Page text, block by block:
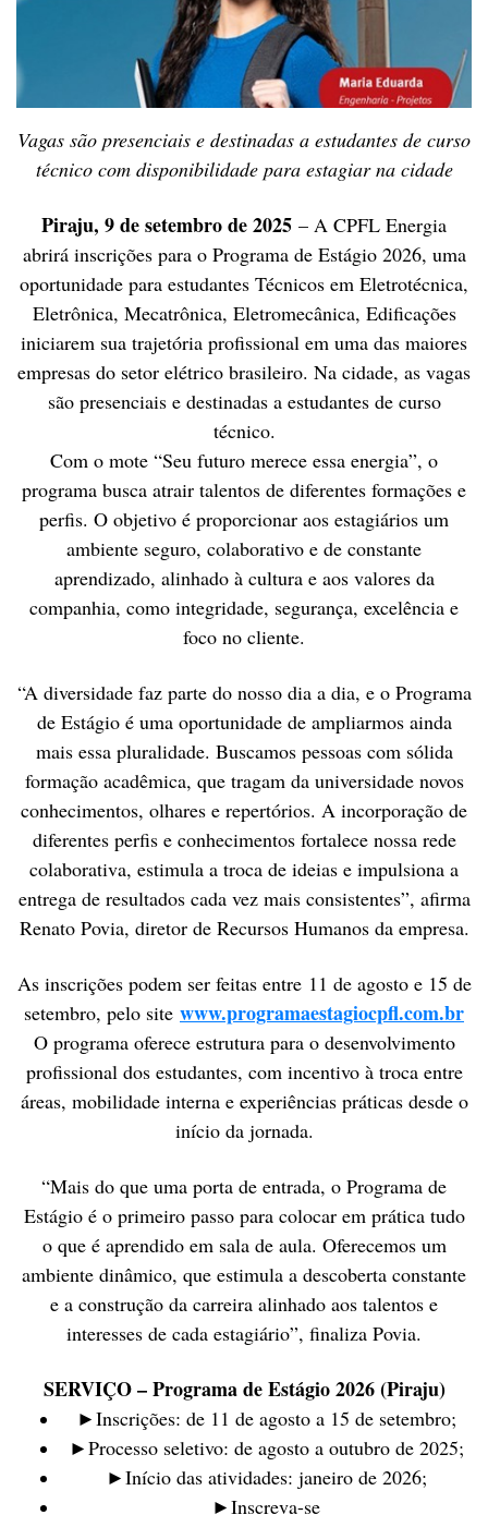
Vagas são presenciais e destinadas a estudantes de curso
técnico com disponibilidade para estagiar na cidade
Piraju, 9 de setembro de 2025 – A CPFL Energia
abrirá inscrições para o Programa de Estágio 2026, uma
oportunidade para estudantes Técnicos em Eletrotécnica,
Eletrônica, Mecatrônica, Eletromecânica, Edificações
iniciarem sua trajetória profissional em uma das maiores
empresas do setor elétrico brasileiro. Na cidade, as vagas
são presenciais e destinadas a estudantes de curso
técnico.
Com o mote “Seu futuro merece essa energia”, o
programa busca atrair talentos de diferentes formações e
perfis. O objetivo é proporcionar aos estagiários um
ambiente seguro, colaborativo e de constante
aprendizado, alinhado à cultura e aos valores da
companhia, como integridade, segurança, excelência e
foco no cliente.
“A diversidade faz parte do nosso dia a dia, e o Programa
de Estágio é uma oportunidade de ampliarmos ainda
mais essa pluralidade. Buscamos pessoas com sólida
formação acadêmica, que tragam da universidade novos
conhecimentos, olhares e repertórios. A incorporação de
diferentes perfis e conhecimentos fortalece nossa rede
colaborativa, estimula a troca de ideias e impulsiona a
entrega de resultados cada vez mais consistentes”, afirma
Renato Povia, diretor de Recursos Humanos da empresa.
As inscrições podem ser feitas entre 11 de agosto e 15 de
setembro, pelo site www.programaestagiocpfl.com.br
O programa oferece estrutura para o desenvolvimento
profissional dos estudantes, com incentivo à troca entre
áreas, mobilidade interna e experiências práticas desde o
início da jornada.
“Mais do que uma porta de entrada, o Programa de
Estágio é o primeiro passo para colocar em prática tudo
o que é aprendido em sala de aula. Oferecemos um
ambiente dinâmico, que estimula a descoberta constante
e a construção da carreira alinhado aos talentos e
interesses de cada estagiário”, finaliza Povia.
SERVIÇO – Programa de Estágio 2026 (Piraju)
►Inscrições: de 11 de agosto a 15 de setembro;
►Processo seletivo: de agosto a outubro de 2025;
►Início das atividades: janeiro de 2026;
►Inscreva-se